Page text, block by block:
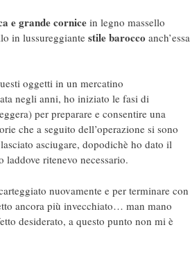
e grande cornice in legno massello
in lussureggiante stile barocco anch’essa
oggetti in un mercatino
negli anni, ho iniziato le fasi di
per preparare e consentire una
che a seguito dell’operazione si sono
asciugare, dopodichè ho dato il
ritenevo necessario.
nuovamente e per terminare con
ancora più invecchiato… man mano
desiderato, a questo punto non mi è